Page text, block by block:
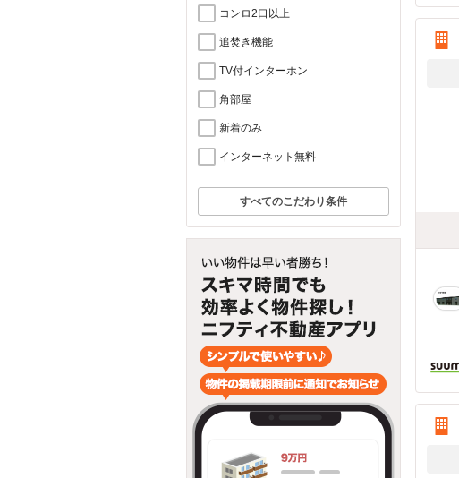
コンロ2口以上
追焚き機能
TV付インターホン
角部屋
新着のみ
インターネット無料
すべてのこだわり条件